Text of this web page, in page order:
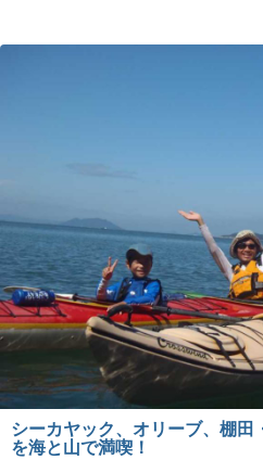
シーカヤック、オリーブ、棚田
を海と山で満喫！